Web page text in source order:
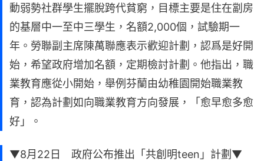
動弱勢社群學生擺脫跨代貧窮，目標主要是住在劏房
的基層中一至中三學生，名額2,000個，試驗期一
年。勞聯副主席陳萬聯應表示歡迎計劃，認爲是好開
始，希望政府增加名額，定期檢討計劃。他指出，職
業教育應從小開始，舉例芬蘭由幼稚園開始職業教
育，認為計劃如向職業教育方向發展，「愈早愈多愈
好」。
▼8月22日 政府公布推出「共創明teen」計劃▼